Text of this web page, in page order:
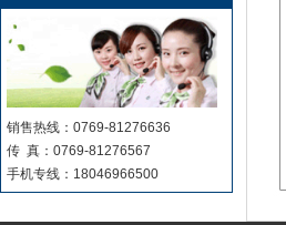
销售热线：0769-81276636
传 真：0769-81276567
手机专线：18046966500